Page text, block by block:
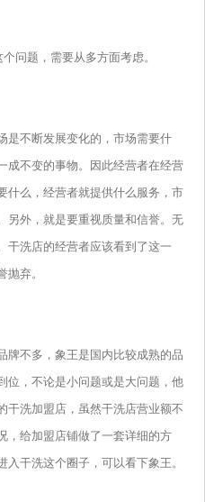
问题，需要从多方面考虑。
不断发展变化的，市场需要什
成不变的事物。因此经营者在经营
什么，经营者就提供什么服务，市
另外，就是要重视质量和信誉。无
干洗店的经营者应该看到了这一
弃。
不多，象王是国内比较成熟的品
位，不论是小问题或是大问题，他
干洗加盟店，虽然干洗店营业额不
，给加盟店铺做了一套详细的方
干洗这个圈子，可以看下象王。